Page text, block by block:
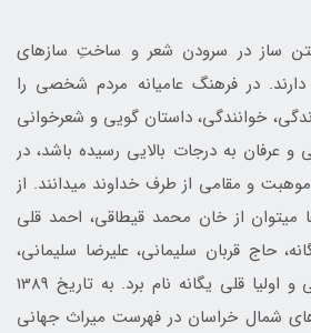
ساز در سرودن شعر و ساختِ سازهای
در فرهنگ عامیانه مردم شخصی را
خوانندگی، داستان­ گویی و شعرخوانی
و عرفان به درجات بالایی رسیده باشد، در
و مقامی از طرف خداوند می­دانند. از
از خان محمد قیطاقی، احمد قلی
حاج قربان سلیمانی، علیرضا سلیمانی،
علی غلامرضایی آلمه­جوقی و اولیا قلی یگانه نام برد. به تاریخ 1389
شمال خراسان در فهرست میراث جهانی